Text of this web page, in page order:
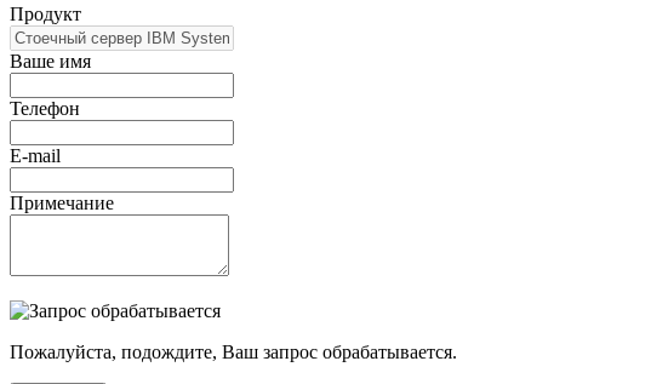
Продукт
Ваше имя
Телефон
E-mail
Примечание
Пожалуйста, подождите, Ваш запрос обрабатывается.